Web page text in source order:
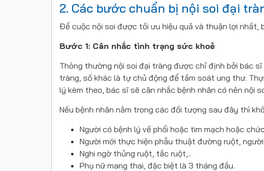
2. Các bước chuẩn bị nội soi đại
Để cuộc nội soi được tối ưu hiệu quả và thuận lợi
Bước 1: Cân nhắc tình trạng sức khoẻ
Thông thường nội soi đại tràng được chỉ định bởi bác
tràng, số khác là tự chủ động để tầm soát ung thư.
lý kèm theo, bác sĩ sẽ cân nhắc bệnh nhân có nên nội
Nếu bệnh nhân nằm trong các đối tượng sau đây thì
Người có bệnh lý về phổi hoặc tim mạch hoặc
Người mới thực hiện phẫu thuật đường ruột,
Nghi ngờ thủng ruột, tắc ruột,..
Phụ nữ mang thai, đặc biệt là 3 tháng đầu.